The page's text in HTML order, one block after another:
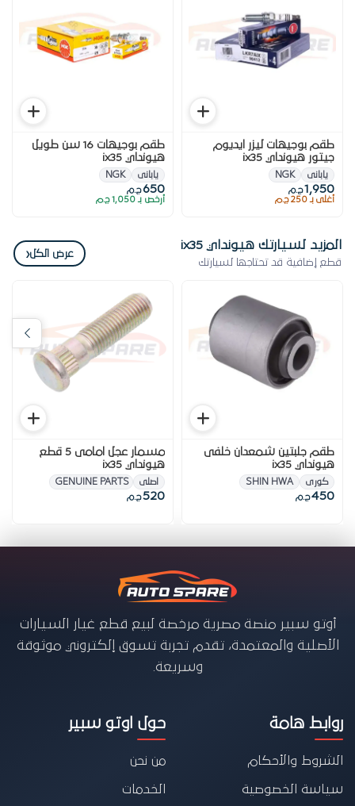
طقم بوجيهات ليزر ايديوم
جيتور هيونداي ix35
يابانى NGK
1,950ج.م
أغلى بـ 250 ج.م
طقم بوجيهات 16 سن طويل
هيونداي ix35
يابانى NGK
650ج.م
أرخص بـ 1,050 ج.م
المزيد لسيارتك هيونداي ix35
قطع إضافية قد تحتاجها لسيارتك
عرض الكل‹
طقم جلبتين شمعدان خلفى
هيونداي ix35
كورى SHIN HWA
450ج.م
مسمار عجل امامى 5 قطع
هيونداي ix35
اصلىGENUINE PARTS KIA
520ج.م
أوتو سبير منصة مصرية مرخصة لبيع قطع غيار السيارات
الأصلية والمعتمدة، تقدم تجربة تسوق إلكتروني موثوقة
وسريعة.
روابط هامة
الشروط والأحكام
سياسة الخصوصية
حول اوتو سبير
من نحن
الخدمات